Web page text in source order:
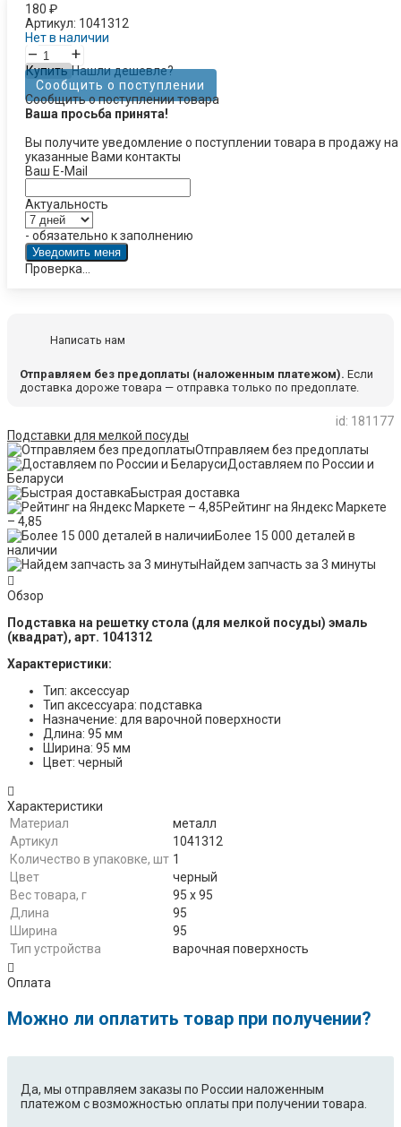
180 ₽
Артикул: 1041312
Нет в наличии
– +
Купить Нашли дешевле?
Сообщить о поступлении
Сообщить о поступлении товара
Ваша просьба принята!
Вы получите уведомление о поступлении товара в продажу на
указанные Вами контакты
Ваш E-Mail
Актуальность
- обязательно к заполнению
Проверка...
Написать нам
Отправляем без предоплаты (наложенным платежом). Если
доставка дороже товара — отправка только по предоплате.
id: 181177
Подставки для мелкой посуды
Отправляем без предоплаты
Доставляем по России и
Беларуси
Быстрая доставка
Рейтинг на Яндекс Маркете
– 4,85
Более 15 000 деталей в
наличии
Найдем запчасть за 3 минуты
Обзор
Подставка на решетку стола (для мелкой посуды) эмаль
(квадрат), арт. 1041312
Характеристики:
Тип: аксессуар
Тип аксессуара: подставка
Назначение: для варочной поверхности
Длина: 95 мм
Ширина: 95 мм
Цвет: черный
Характеристики
Материал
металл
Артикул
1041312
Количество в упаковке, шт 1
Цвет
черный
Вес товара, г
95 х 95
Длина
95
Ширина
95
Тип устройства
варочная поверхность
Оплата
Можно ли оплатить товар при получении?
Да, мы отправляем заказы по России наложенным
платежом с возможностью оплаты при получении товара.